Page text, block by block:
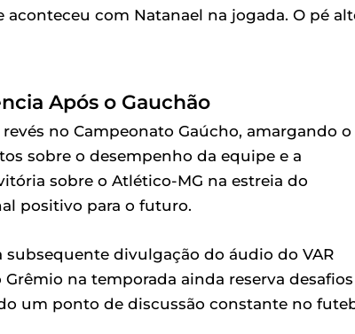
com Natanael na jogada. O pé
Após o Gauchão
no Campeonato Gaúcho, amargando o
sobre o desempenho da equipe e a
sobre o Atlético-MG na estreia do
positivo para o futuro.
divulgação do áudio do VAR
na temporada ainda reserva
um ponto de discussão constante no